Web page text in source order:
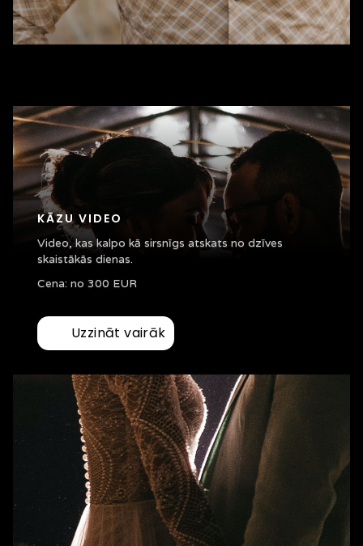
KĀZU VIDEO
Video, kas kalpo kā sirsnīgs atskats no dzīves
skaistākās dienas.
Cena: no 300 EUR
Uzzināt vairāk